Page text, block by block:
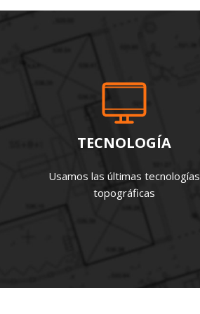
TECNOLOGÍA
Usamos las últimas tecnologías
topográficas